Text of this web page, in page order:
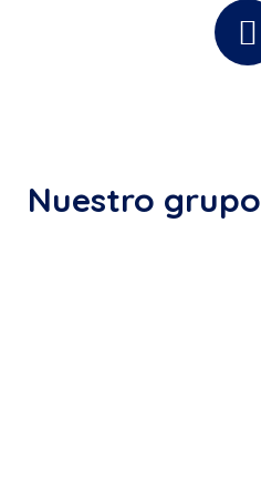
Nuestro grupo